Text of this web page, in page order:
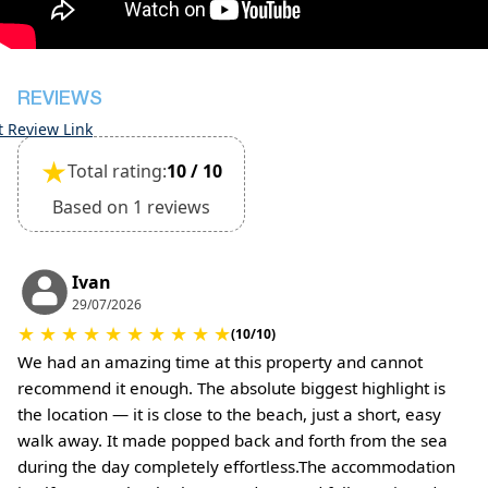
(Bit će potrebne dodatne naknade za naknadu za
čišćenje i polog za štetu)
REVIEWS
Review Link
★Total rating:10 / 10
Based on 1 reviews
Ivan
29/07/2026
★ ★ ★ ★ ★ ★ ★ ★ ★ ★(10/10)
We had an amazing time at this property and cannot
recommend it enough. The absolute biggest highlight is
the location — it is close to the beach, just a short, easy
walk away. It made popped back and forth from the sea
during the day completely effortless.The accommodation